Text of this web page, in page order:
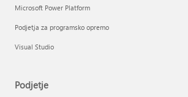
Microsoft Power Platform
Podjetja za programsko opremo
Visual Studio
Podjetje